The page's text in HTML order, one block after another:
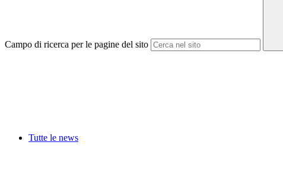
Campo di ricerca per le pagine del sito
Tutte le news